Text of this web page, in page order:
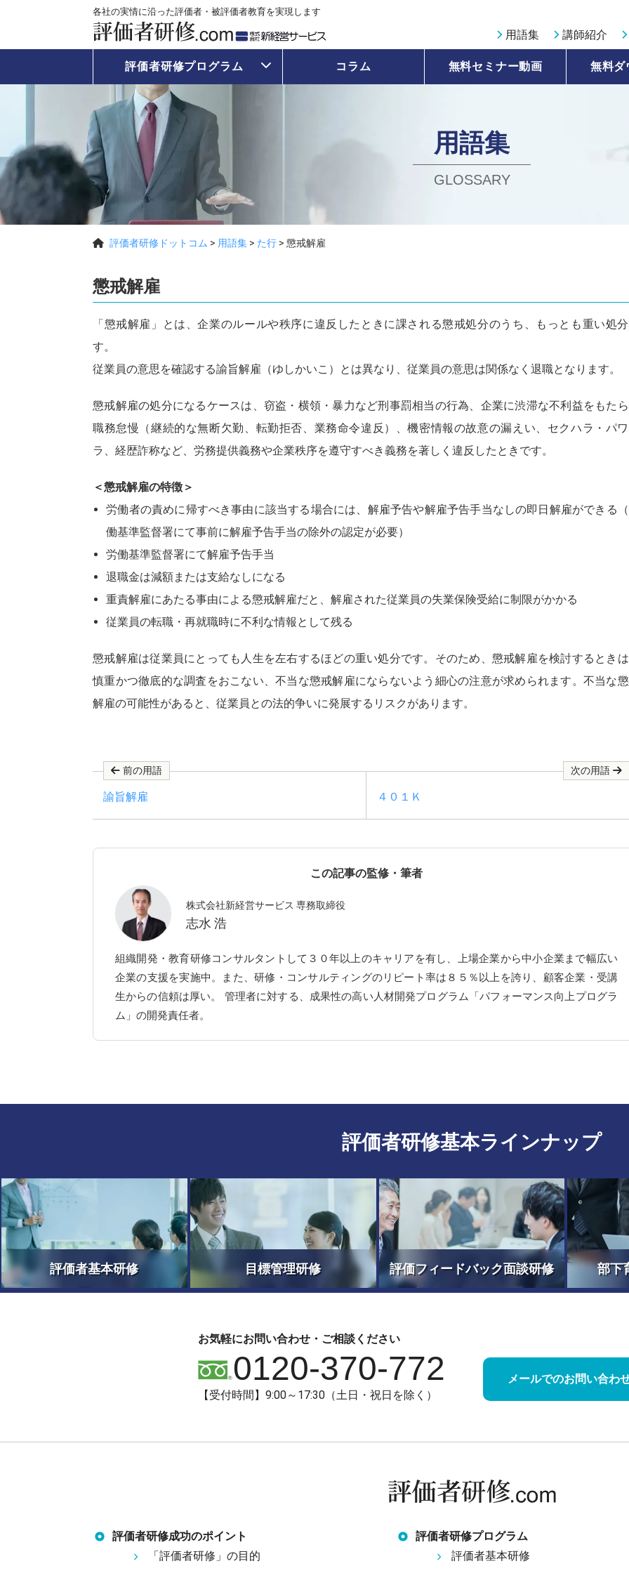
各社の実情に沿った評価者・被評価者教育を実現します
用語集 講師紹介
評価者研修プログラム コラム 無料セミナー動画 無料ダ
用語集
GLOSSARY
評価者研修ドットコム > 用語集 > た行 > 懲戒解雇
懲戒解雇
「懲戒解雇」とは、企業のルールや秩序に違反したときに課される懲戒処分のうち、もっとも重い処
す。
従業員の意思を確認する諭旨解雇（ゆしかいこ）とは異なり、従業員の意思は関係なく退職となります。
懲戒解雇の処分になるケースは、窃盗・横領・暴力など刑事罰相当の行為、企業に渋滞な不利益をもた
職務怠慢（継続的な無断欠勤、転勤拒否、業務命令違反）、機密情報の故意の漏えい、セクハラ・パ
ラ、経歴詐称など、労務提供義務や企業秩序を遵守すべき義務を著しく違反したときです。
＜懲戒解雇の特徴＞
労働者の責めに帰すべき事由に該当する場合には、解雇予告や解雇予告手当なしの即日解雇ができる
働基準監督署にて事前に解雇予告手当の除外の認定が必要）
労働基準監督署にて解雇予告手当
退職金は減額または支給なしになる
重責解雇にあたる事由による懲戒解雇だと、解雇された従業員の失業保険受給に制限がかかる
従業員の転職・再就職時に不利な情報として残る
懲戒解雇は従業員にとっても人生を左右するほどの重い処分です。そのため、懲戒解雇を検討するとき
慎重かつ徹底的な調査をおこない、不当な懲戒解雇にならないよう細心の注意が求められます。不当な
解雇の可能性があると、従業員との法的争いに発展するリスクがあります。
前の用語
諭旨解雇
次の用語
４０１Ｋ
この記事の監修・筆者
株式会社新経営サービス 専務取締役
志水 浩
組織開発・教育研修コンサルタントして３０年以上のキャリアを有し、上場企業から中小企業まで幅広い
企業の支援を実施中。また、研修・コンサルティングのリピート率は８５％以上を誇り、顧客企業・受講
生からの信頼は厚い。 管理者に対する、成果性の高い人材開発プログラム「パフォーマンス向上プログラ
ム」の開発責任者。
評価者研修基本ラインナップ
評価者基本研修 目標管理研修 評価フィードバック面談研修 部下
お気軽にお問い合わせ・ご相談ください
0120-370-772
【受付時間】9:00～17:30（土日・祝日を除く）
メールでのお問い合わ
評価者研修成功のポイント
「評価者研修」の目的
評価者研修プログラム
評価者基本研修